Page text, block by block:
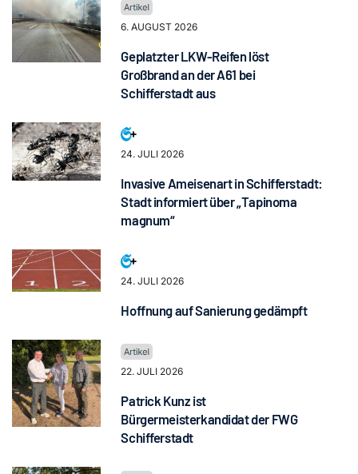
6. AUGUST 2026
Geplatzter LKW-Reifen löst
Großbrand an der A61 bei
Schifferstadt aus
24. JULI 2026
Invasive Ameisenart in Schifferstadt:
Stadt informiert über „Tapinoma
magnum“
24. JULI 2026
Hoffnung auf Sanierung gedämpft
22. JULI 2026
Patrick Kunz ist
Bürgermeisterkandidat der FWG
Schifferstadt